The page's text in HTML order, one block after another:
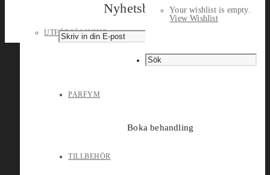
UTFÖRSÄLJNING
PARFYM
TILLBEHÖR
Your wishlist is empty.
View Wishlist
Boka behandling
Nyhetsbrev